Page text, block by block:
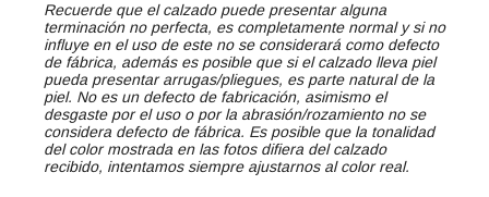
Recuerde que el calzado puede presentar alguna
terminación no perfecta, es completamente normal y si no
influye en el uso de este no se considerará como defecto
de fábrica, además es posible que si el calzado lleva piel
pueda presentar arrugas/pliegues, es parte natural de la
piel. No es un defecto de fabricación, asimismo el
desgaste por el uso o por la abrasión/rozamiento no se
considera defecto de fábrica. Es posible que la tonalidad
del color mostrada en las fotos difiera del calzado
recibido, intentamos siempre ajustarnos al color real.